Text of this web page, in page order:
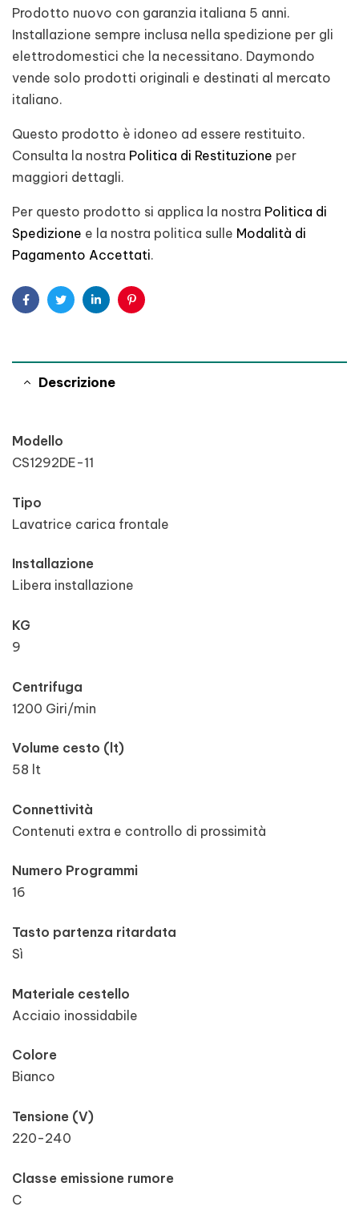
Prodotto nuovo con garanzia italiana 5 anni.
Installazione sempre inclusa nella spedizione per gli
elettrodomestici che la necessitano. Daymondo
vende solo prodotti originali e destinati al mercato
italiano.
Questo prodotto è idoneo ad essere restituito.
Consulta la nostra Politica di Restituzione per
maggiori dettagli.
Per questo prodotto si applica la nostra Politica di
Spedizione e la nostra politica sulle Modalità di
Pagamento Accettati.
FacebookTwitterLinkedinPinterest
Descrizione
Modello
CS1292DE-11
Tipo
Lavatrice carica frontale
Installazione
Libera installazione
KG
9
Centrifuga
1200 Giri/min
Volume cesto (lt)
58 lt
Connettività
Contenuti extra e controllo di prossimità
Numero Programmi
16
Tasto partenza ritardata
Sì
Materiale cestello
Acciaio inossidabile
Colore
Bianco
Tensione (V)
220-240
Classe emissione rumore
C